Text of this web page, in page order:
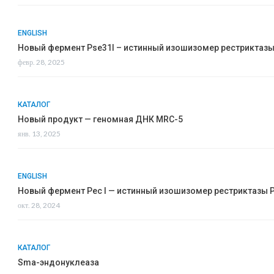
ENGLISH
Новый фермент Pse31I – истинный изошизомер
февр. 28, 2025
КАТАЛОГ
Новый продукт — геномная ДНК MRC-5
янв. 13, 2025
ENGLISH
Новый фермент Pec I — истинный изошизомер рестриктазы
окт. 28, 2024
КАТАЛОГ
Sma-эндонуклеаза